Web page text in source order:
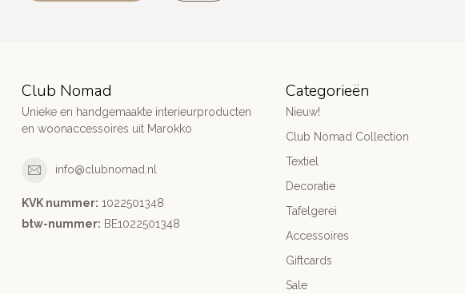
Club Nomad
Unieke en handgemaakte interieurproducten
en woonaccessoires uit Marokko
info@clubnomad.nl
KVK nummer: 1022501348
btw-nummer: BE1022501348
Categorieën
Nieuw!
Club Nomad Collection
Textiel
Decoratie
Tafelgerei
Accessoires
Giftcards
Sale